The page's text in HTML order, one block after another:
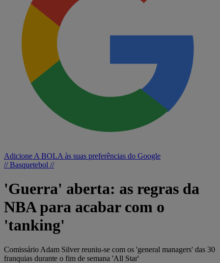
Adicione A BOLA às suas preferências do Google
// Basquetebol //
'Guerra' aberta: as regras da
NBA para acabar com o
'tanking'
Comissário Adam Silver reuniu-se com os 'general managers' das 30
franquias durante o fim de semana 'All Star'